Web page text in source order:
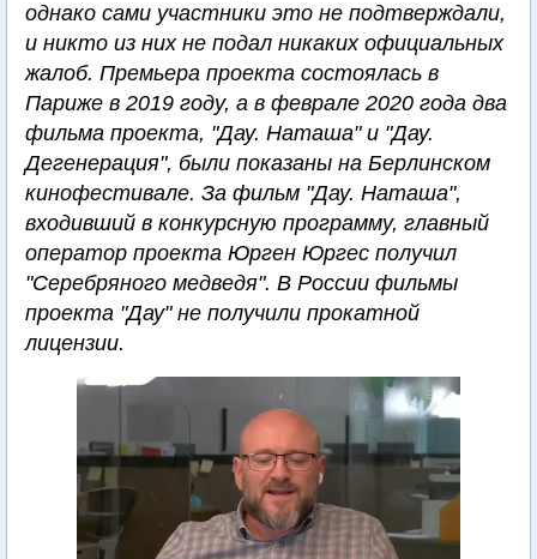
однако сами участники это не подтверждали,
и никто из них не подал никаких официальных
жалоб. Премьера проекта состоялась в
Париже в 2019 году, а в феврале 2020 года два
фильма проекта, "Дау. Наташа" и "Дау.
Дегенерация", были показаны на Берлинском
кинофестивале. За фильм "Дау. Наташа",
входивший в конкурсную программу, главный
оператор проекта Юрген Юргес получил
"Серебряного медведя". В России фильмы
проекта "Дау" не получили прокатной
лицензии.